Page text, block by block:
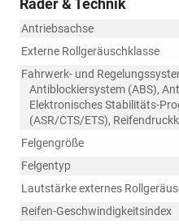
Räder & Technik
Antriebsachse
Externe Rollgeräuschklasse
Fahrwerk- und
Antiblockiersystem (ABS),
Elektronisches Stabilitäts-
(ASR/CTS/ETS),
Felgengröße
Felgentyp
Lautstärke externes
Reifen-Geschwindigkeitsindex